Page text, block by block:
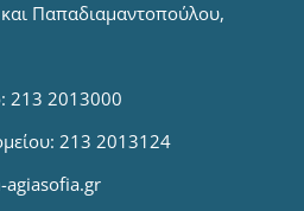
Παπαδιαμαντοπούλου,
213 2013000
213 2013124